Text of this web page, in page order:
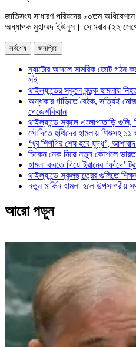
জাতিসংঘ সাধারণ পরিষদের ৮০তম
অধ্যাপক মুহাম্মদ ইউনূস। সোমবার (২২
সর্বশেষ জনপ্রিয়
ন্যাটোর আদলে সামরিক জোট গঠন
সই
থাইল্যান্ডের স্কুলে বন্দুক হামলায়
অন্ধকার গাড়িতে বৈঠক, সত্যিই
পেজেশকিয়ান
থাইল্যান্ডে স্কুলে এলোপাতাড়ি গুলি,
সৌদিতে হুথিদের হামলায় শিশুসহ
‘খুব শিগগির শেষ হবে যুদ্ধ’, আশাবাদ
চিকেন নেক নিয়ে নতুন কৌশলে ভারত
হামলা করতে গিয়ে ইরানের ‘ফাঁদে’
থাইল্যান্ডে স্কুলছাত্রের গুলিতে
নতুন মার্কিন হামলা হলে উপসাগরীয়
আরো পড়ুন